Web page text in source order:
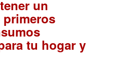
un
tu hogar y